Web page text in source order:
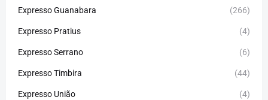
Expresso Guanabara (266)
Expresso Pratius (4)
Expresso Serrano (6)
Expresso Timbira (44)
Expresso União (4)